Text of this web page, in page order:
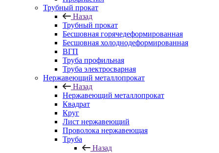
Трубный прокат
Назад
Трубный прокат
Бесшовная горячедеформированная
Бесшовная холоднодеформированная
ВГП
Труба профильная
Труба электросварная
Нержавеющий металлопрокат
Назад
Нержавеющий металлопрокат
Квадрат
Круг
Лист нержавеющий
Проволока нержавеющая
Труба
Назад